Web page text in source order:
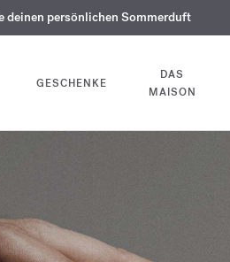
velvet moodin Ihrer Bestellung*
Düfte und Körperöle bis zum 9. August
deinen persönlichen Sommerduft
GESCHENKE
DAS
MAISON